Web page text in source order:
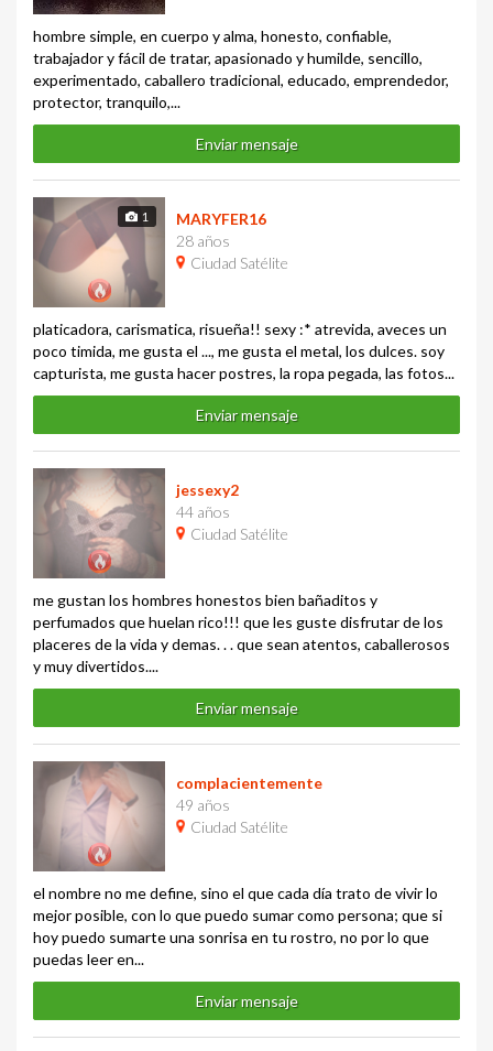
hombre simple, en cuerpo y alma, honesto, confiable,
trabajador y fácil de tratar, apasionado y humilde, sencillo,
experimentado, caballero tradicional, educado, emprendedor,
protector, tranquilo,...
Enviar mensaje
1
MARYFER16
28 años
Ciudad Satélite
platicadora, carismatica, risueña!! sexy :* atrevida, aveces un
poco timida, me gusta el ..., me gusta el metal, los dulces. soy
capturista, me gusta hacer postres, la ropa pegada, las fotos...
Enviar mensaje
jessexy2
44 años
Ciudad Satélite
me gustan los hombres honestos bien bañaditos y
perfumados que huelan rico!!! que les guste disfrutar de los
placeres de la vida y demas. . . que sean atentos, caballerosos
y muy divertidos....
Enviar mensaje
complacientemente
49 años
Ciudad Satélite
el nombre no me define, sino el que cada día trato de vivir lo
mejor posible, con lo que puedo sumar como persona; que si
hoy puedo sumarte una sonrisa en tu rostro, no por lo que
puedas leer en...
Enviar mensaje